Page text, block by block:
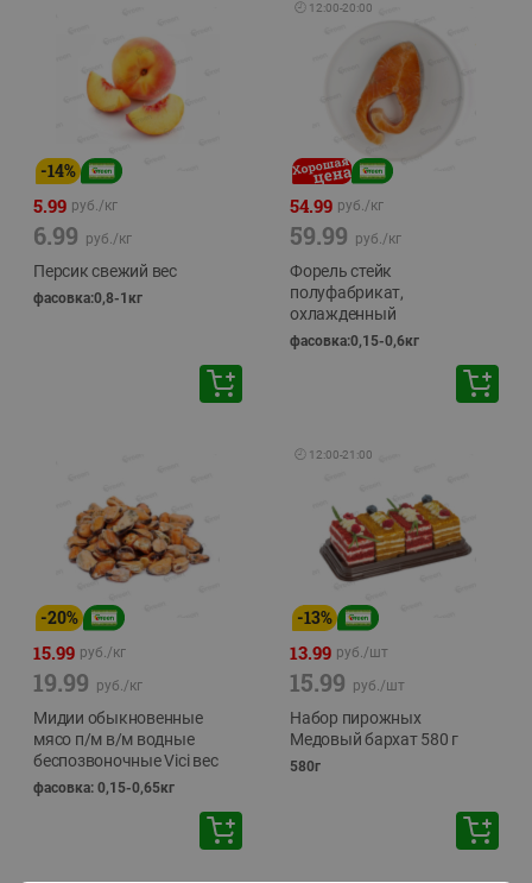
-14%
5.99 руб./кг
6.99 руб./кг
Персик свежий вес
фасовка:0,8-1кг
🕘 12:00-20:00
54.99 руб./кг
59.99 руб./кг
Форель стейк
полуфабрикат,
охлажденный
фасовка:0,15-0,6кг
-20%
15.99 руб./кг
19.99 руб./кг
Мидии обыкновенные
мясо п/м в/м водные
беспозвоночные Vici вес
фасовка: 0,15-0,65кг
🕘 12:00-21:00
-13%
13.99 руб./шт
15.99 руб./шт
Набор пирожных
Медовый бархат 580 г
580г